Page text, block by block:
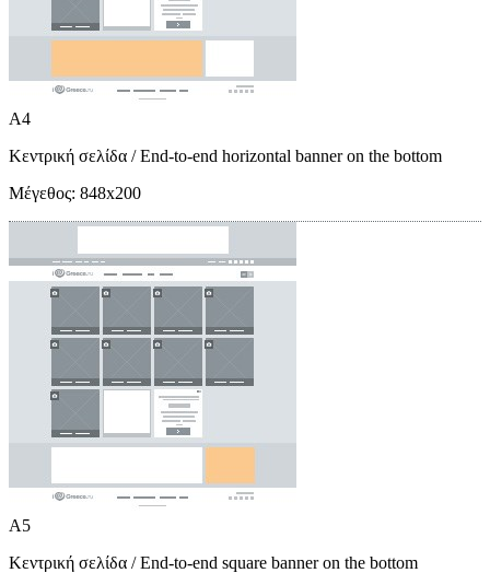
A4
Κεντρική σελίδα / End-to-end horizontal banner on the bottom
Μέγεθος: 848x200
A5
Κεντρική σελίδα / End-to-end square banner on the bottom